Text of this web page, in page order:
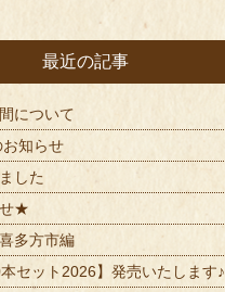
最近の記事
について
知らせ
した
★
多方市編
本セット2026】発売いたします♪